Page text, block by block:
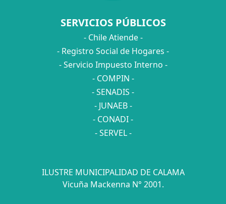
SERVICIOS PÚBLICOS
- Chile Atiende -
- Registro Social de Hogares -
- Servicio Impuesto Interno -
- COMPIN -
- SENADIS -
- JUNAEB -
- CONADI -
- SERVEL -
ILUSTRE MUNICIPALIDAD DE CALAMA
Vicuña Mackenna N° 2001.